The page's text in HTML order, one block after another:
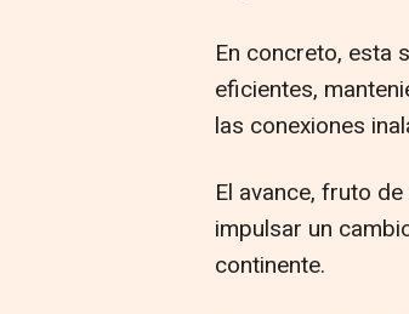
En concreto, esta
eficientes,
las conexiones
El avance, fruto
impulsar un
continente.